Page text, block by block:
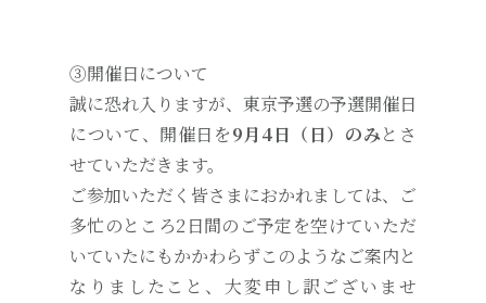
③開催日について
誠に恐れ入りますが、東京予選の予選開催日
について、開催日を9月4日（日）のみとさ
せていただきます。
ご参加いただく皆さまにおかれましては、ご
多忙のところ2日間のご予定を空けていただ
いていたにもかかわらずこのようなご案内と
なりましたこと、大変申し訳ございませ